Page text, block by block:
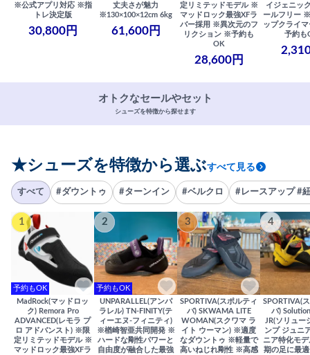
※公式アプリ対応 ※指
トレ決定版
30,800円
丈夫さが魅力
※130×100×12cm 6kg
61,600円
定リミテッドモデル ※
マッドロック最強XFラ
バー採用 ※異次元のフ
リクション ※予約も
OK
28,600円
イジェニッ
ールフリー
ップクライ
予約も
オトクなセールやセット
シューズを特徴から探せます
★シューズを特徴から選ぶすべて見る
すべて #ダウントゥ #ターンイン #ベルクロ #レースアップ #
1
予約もOK
MadRock(マッドロッ
ク) Remora Pro
ADVANCED(レモラ プ
ロ アドバンスト) ※限
定リミテッドモデル ※
マッドロック最強XFラ
2
予約もOK
UNPARALLEL(アンパ
ラレル) TN-FINITY(テ
ィーエヌ-フィニティ)
※楢崎智亜共同開発 ※
ハードな剛性パワーと
自由度が融合した最強
3
SPORTIVA(スポルティ
バ) SKWAMA LITE
WOMAN(スクワマ ラ
イト ウーマン) ※適度
なダウントゥ ※軽量で
高いねじれ剛性 ※高感
4
SPORTIVA(
バ)
JR(ソリュー
ンプ ジュニ
ニア特化モ
期の足に最